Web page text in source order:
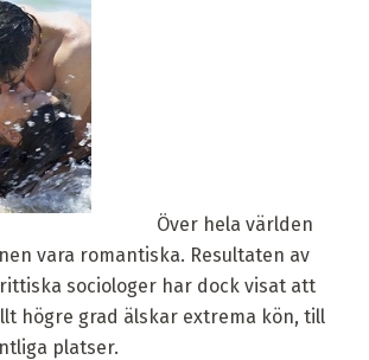
Över hela världen
vara romantiska. Resultaten av
sociologer har dock visat att
högre grad älskar extrema kön, till
platser.